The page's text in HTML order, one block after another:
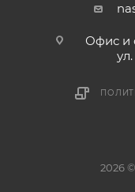
Офис и
2026